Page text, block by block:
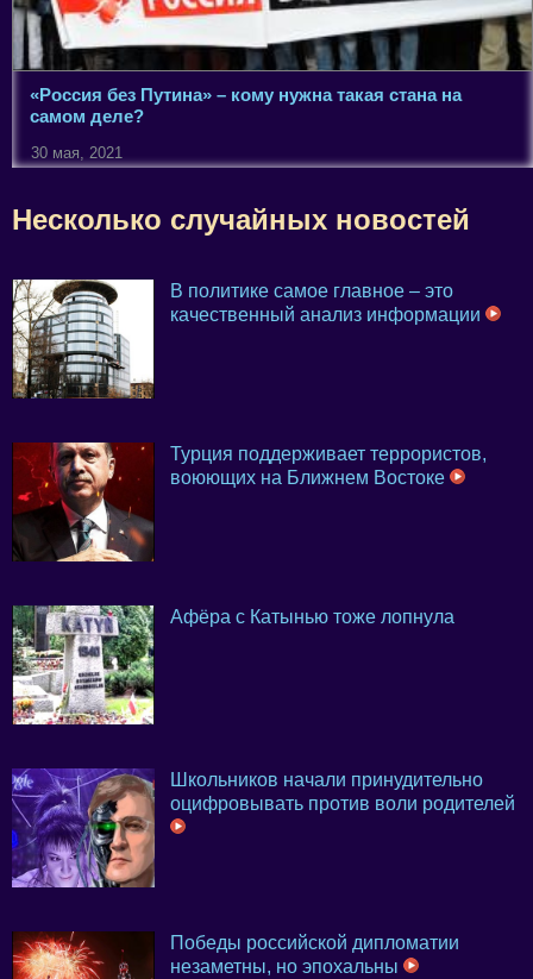
«Россия без Путина» – кому нужна такая стана на
самом деле?
30 мая, 2021
Несколько случайных новостей
В политике самое главное – это
качественный анализ информации
Турция поддерживает террористов,
воюющих на Ближнем Востоке
Афёра с Катынью тоже лопнула
Школьников начали принудительно
оцифровывать против воли родителей
Победы российской дипломатии
незаметны, но эпохальны